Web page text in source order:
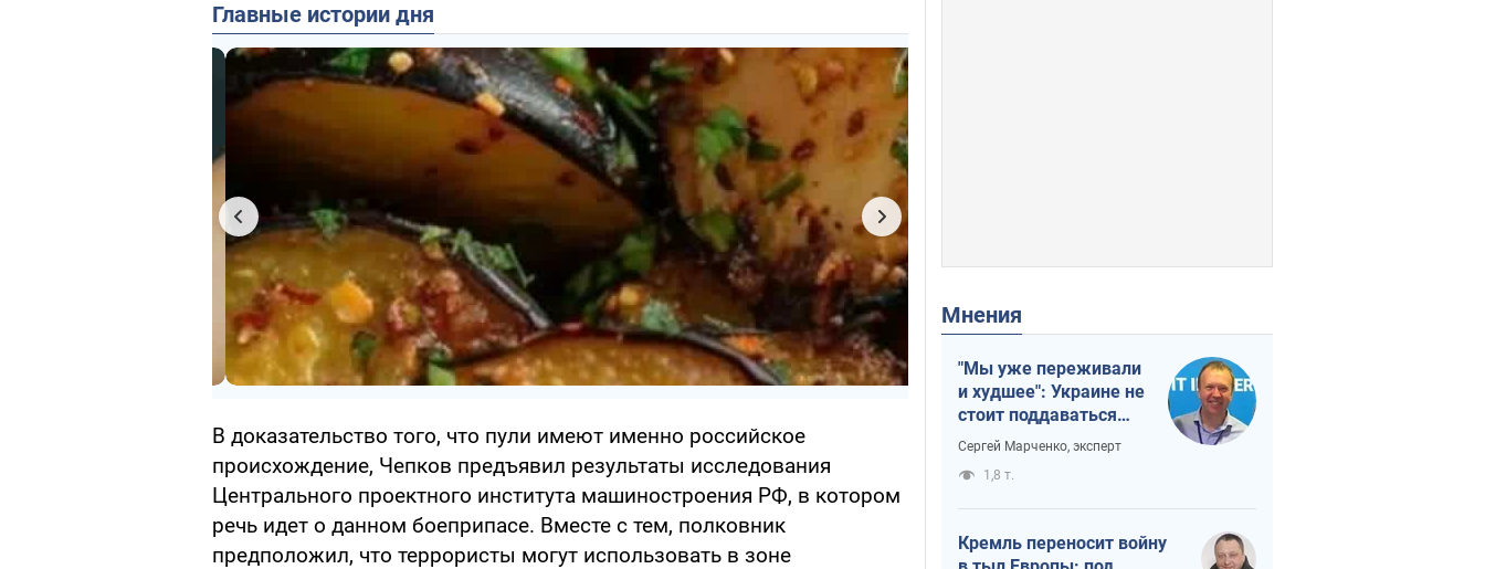
Главные истории дня
В доказательство того, что пули имеют именно российское
происхождение, Чепков предъявил результаты исследования
Центрального проектного института машиностроения РФ, в котором
речь идет о данном боеприпасе. Вместе с тем, полковник
предположил, что террористы могут использовать в зоне
Мнения
"Мы уже переживали
и худшее": Украине не
стоит поддаваться
отчаянию из-за
Сергей Марченко, эксперт
1,8 т.
Кремль переносит войну